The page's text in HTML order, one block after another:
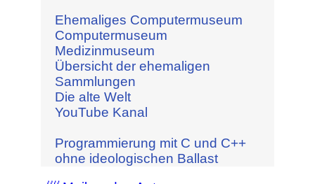
Ehemaliges Computermuseum
Computermuseum
Medizinmuseum
Übersicht der ehemaligen
Sammlungen
Die alte Welt
YouTube Kanal
Programmierung mit C und C++
ohne ideologischen Ballast